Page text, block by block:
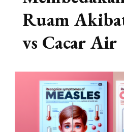
Ruam
vs Cacar Air